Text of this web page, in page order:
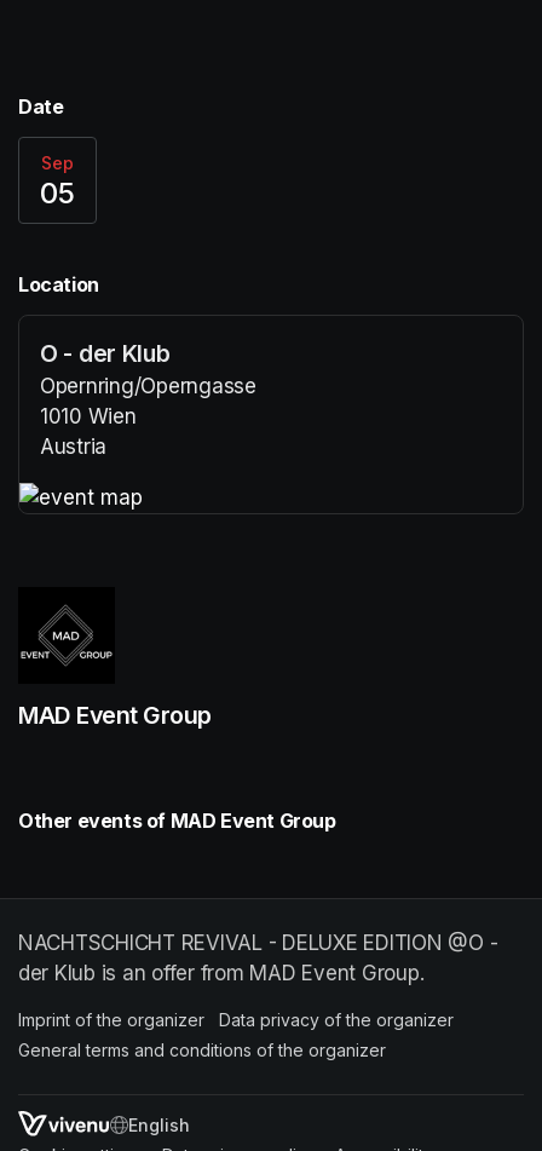
Date
Sep
05
Location
O - der Klub
Opernring/Operngasse
1010 Wien
Austria
MAD Event Group
Other events of MAD Event Group
NACHTSCHICHT REVIVAL - DELUXE EDITION @O -
der Klub is an offer from MAD Event Group.
Imprint of the organizer (opens in a new tab)
Data privacy of the organizer
General terms and conditions of the organizer
SWITCH LANGUAGE